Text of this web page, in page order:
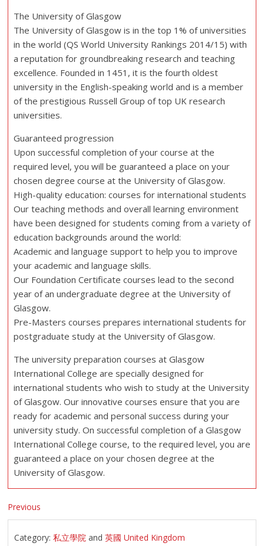
The University of Glasgow
The University of Glasgow is in the top 1% of universities
in the world (QS World University Rankings 2014/15) with
a reputation for groundbreaking research and teaching
excellence. Founded in 1451, it is the fourth oldest
university in the English-speaking world and is a member
of the prestigious Russell Group of top UK research
universities.
Guaranteed progression
Upon successful completion of your course at the
required level, you will be guaranteed a place on your
chosen degree course at the University of Glasgow.
High-quality education: courses for international students
Our teaching methods and overall learning environment
have been designed for students coming from a variety of
education backgrounds around the world:
Academic and language support to help you to improve
your academic and language skills.
Our Foundation Certificate courses lead to the second
year of an undergraduate degree at the University of
Glasgow.
Pre-Masters courses prepares international students for
postgraduate study at the University of Glasgow.
The university preparation courses at Glasgow
International College are specially designed for
international students who wish to study at the University
of Glasgow. Our innovative courses ensure that you are
ready for academic and personal success during your
university study. On successful completion of a Glasgow
International College course, to the required level, you are
guaranteed a place on your chosen degree at the
University of Glasgow.
Previous
Category:私立學院 and英國 United Kingdom